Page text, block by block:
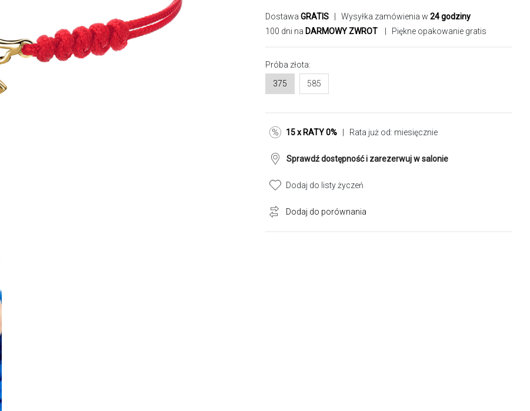
Dostawa GRATIS | Wysyłka zamówienia w 24 godziny
100 dni na DARMOWY ZWROT | Piękne opakowanie gratis
Próba złota:
375
585
15 x RATY 0% | Rata już od: miesięcznie
Sprawdź dostępność i zarezerwuj w salonie
Dodaj do listy życzeń
Dodaj do porównania